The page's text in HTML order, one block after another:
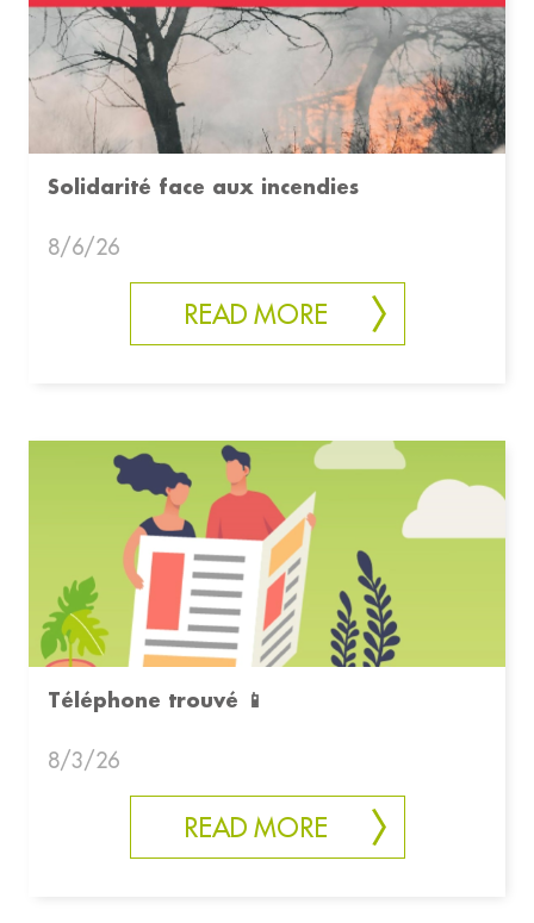
Solidarité face aux incendies
8/6/26
READ MORE
Téléphone trouvé 📱
8/3/26
READ MORE